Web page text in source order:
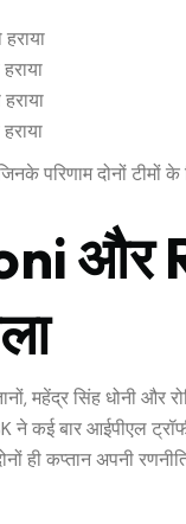
परिणाम दोनों टीमों के
और
महेंद्र सिंह धोनी और
ने कई बार आईपीएल
ही कप्तान अपनी